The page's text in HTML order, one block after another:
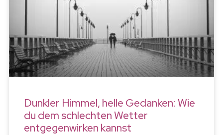
Dunkler Himmel, helle Gedanken: Wie
du dem schlechten Wetter
entgegenwirken kannst